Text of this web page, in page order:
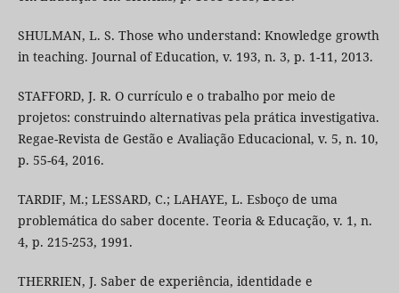
SHULMAN, L. S. Those who understand: Knowledge growth
in teaching. Journal of Education, v. 193, n. 3, p. 1-11, 2013.
STAFFORD, J. R. O currículo e o trabalho por meio de
projetos: construindo alternativas pela prática investigativa.
Regae-Revista de Gestão e Avaliação Educacional, v. 5, n. 10,
p. 55-64, 2016.
TARDIF, M.; LESSARD, C.; LAHAYE, L. Esboço de uma
problemática do saber docente. Teoria & Educação, v. 1, n.
4, p. 215-253, 1991.
THERRIEN, J. Saber de experiência, identidade e